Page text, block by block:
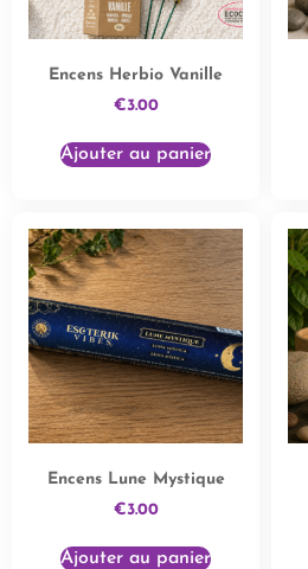
Encens Herbio Vanille
€3.00
Ajouter au panier
Encens Lune Mystique
€3.00
Ajouter au panier